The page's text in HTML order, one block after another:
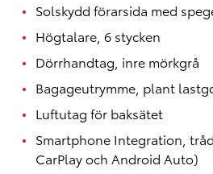
Solskydd förarsida med
Högtalare, 6 stycken
Dörrhandtag, inre mörkgrå
Bagageutrymme, plant
Luftutag för baksätet
Smartphone Integration,
CarPlay och Android Auto)